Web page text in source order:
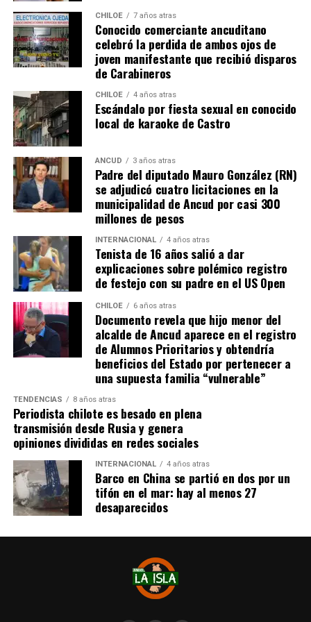
Chaitén y Dalcahue, ambos financiados en un 60% por
la Subdere, con más de 5.900 millones de pesos y 4.400
millones de pesos, respectivamente.
La minuta afirma que estos avances reflejan una apuesta
por la equidad territorial, y que se continuará apoyando
a las comunas con mayores necesidades, aunque en la
práctica, los alcaldes coinciden en que el actual
escenario genera incertidumbre y podría traducirse en
la paralización de iniciativas prioritarias para el
desarrollo local.
“Seguimos trabajando con esperanza, pero sin
, concluyó el alcalde de Quemchi, reflejando el
sentimiento generalizado entre los ediles de Chiloé ante
la disminución de recursos provenientes de la Subdere.
CHILOE 7 años atras
Conocido comerciante ancuditano
celebró la perdida de ambos ojos de
joven manifestante que recibió disparos
de Carabineros
CHILOE 4 años atras
Escándalo por fiesta sexual en conocido
local de karaoke de Castro
ANCUD 3 años atras
Padre del diputado Mauro González (RN)
se adjudicó cuatro licitaciones en la
municipalidad de Ancud por casi 300
millones de pesos
INTERNACIONAL 4 años atras
Tenista de 16 años salió a dar
explicaciones sobre polémico registro
de festejo con su padre en el US Open
CHILOE 6 años atras
Documento revela que hijo menor del
alcalde de Ancud aparece en el registro
de Alumnos Prioritarios y obtendría
beneficios del Estado por pertenecer a
una supuesta familia “vulnerable”
TENDENCIAS 8 años atras
Periodista chilote es besado en plena
transmisión desde Rusia y genera
opiniones divididas en redes sociales
INTERNACIONAL 4 años atras
Barco en China se partió en dos por un
tifón en el mar: hay al menos 27
desaparecidos